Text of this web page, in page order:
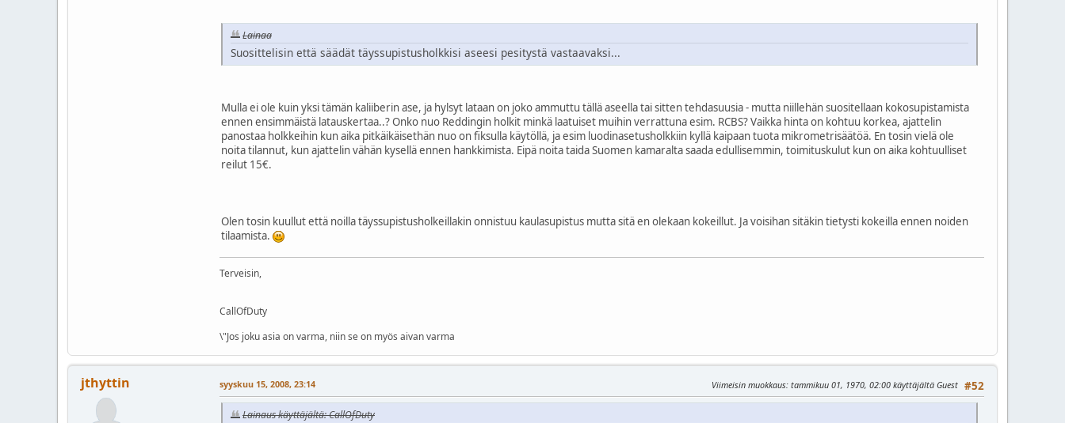
Lainaa
Suosittelisin että säädät täyssupistusholkkisi aseesi pesitystä vastaavaksi...
Mulla ei ole kuin yksi tämän kaliiberin ase, ja hylsyt lataan on joko ammuttu tällä aseella tai sitten tehdasuusia - mutta niillehän suositellaan kokosupistamista
ennen ensimmäistä latauskertaa..? Onko nuo Reddingin holkit minkä laatuiset muihin verrattuna esim. RCBS? Vaikka hinta on kohtuu korkea, ajattelin
panostaa holkkeihin kun aika pitkäikäisethän nuo on fiksulla käytöllä, ja esim luodinasetusholkkiin kyllä kaipaan tuota mikrometrisäätöä. En tosin vielä ole
noita tilannut, kun ajattelin vähän kysellä ennen hankkimista. Eipä noita taida Suomen kamaralta saada edullisemmin, toimituskulut kun on aika kohtuulliset
reilut 15€.
Olen tosin kuullut että noilla täyssupistusholkeillakin onnistuu kaulasupistus mutta sitä en olekaan kokeillut. Ja voisihan sitäkin tietysti kokeilla ennen noiden
tilaamista.
Terveisin,
CallOfDuty
\"Jos joku asia on varma, niin se on myös aivan varma
jthyttin #52
syyskuu 15, 2008, 23:14 Viimeisin muokkaus: tammikuu 01, 1970, 02:00 käyttäjältä Guest
Lainaus käyttäjältä: CallOfDuty